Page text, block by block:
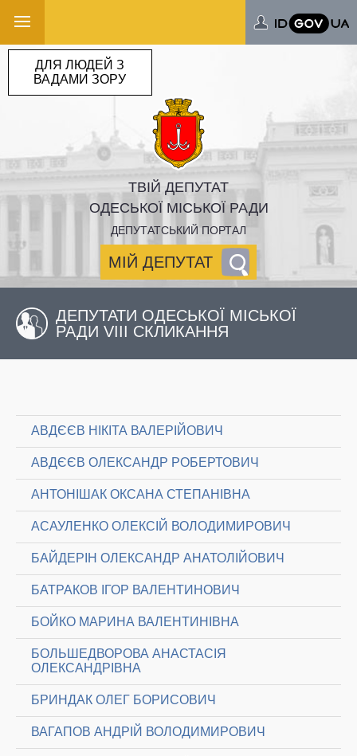
ТВІЙ ДЕПУТАТ
ОДЕСЬКОЇ МІСЬКОЇ РАДИ
ДЕПУТАТСЬКИЙ ПОРТАЛ
МІЙ ДЕПУТАТ
ДЛЯ ЛЮДЕЙ З
ВАДАМИ ЗОРУ
ДЕПУТАТИ ОДЕСЬКОЇ МІСЬКОЇ
РАДИ VIII СКЛИКАННЯ
АВДЄЄВ НІКІТА ВАЛЕРІЙОВИЧ
АВДЄЄВ ОЛЕКСАНДР РОБЕРТОВИЧ
АНТОНІШАК ОКСАНА СТЕПАНІВНА
АСАУЛЕНКО ОЛЕКСІЙ ВОЛОДИМИРОВИЧ
БАЙДЕРІН ОЛЕКСАНДР АНАТОЛІЙОВИЧ
БАТРАКОВ ІГОР ВАЛЕНТИНОВИЧ
БОЙКО МАРИНА ВАЛЕНТИНІВНА
БОЛЬШЕДВОРОВА АНАСТАСІЯ
ОЛЕКСАНДРІВНА
БРИНДАК ОЛЕГ БОРИСОВИЧ
ВАГАПОВ АНДРІЙ ВОЛОДИМИРОВИЧ